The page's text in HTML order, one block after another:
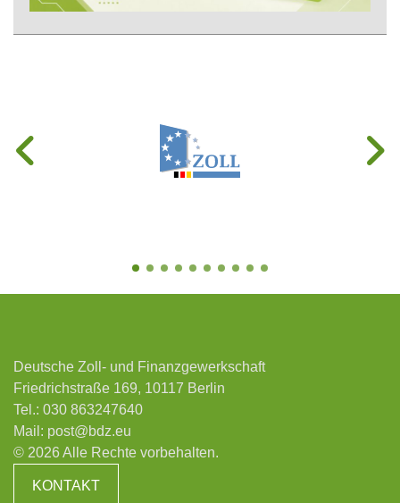
Deutsche Zoll- und Finanzgewerkschaft
Friedrichstraße 169, 10117 Berlin
Tel.: 030 863247640
Mail: post@bdz.eu
© 2026 Alle Rechte vorbehalten.
KONTAKT